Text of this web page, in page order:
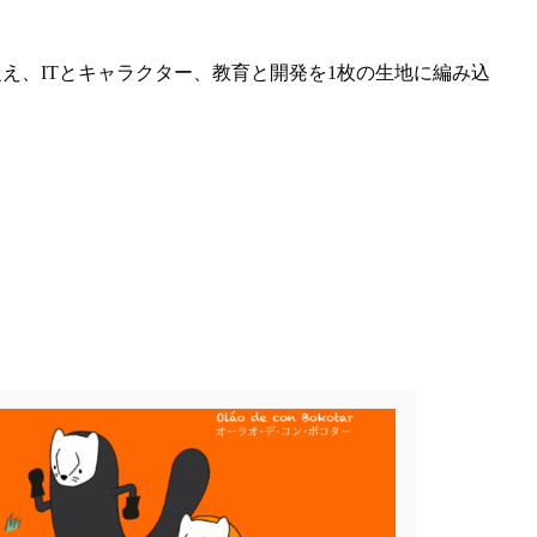
、ITとキャラクター、教育と開発を1枚の生地に編み込